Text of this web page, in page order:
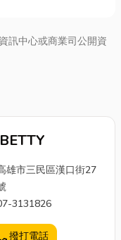
訊中心或商業司公開資
雄市三民區漢口街27
3131826
撥打電話